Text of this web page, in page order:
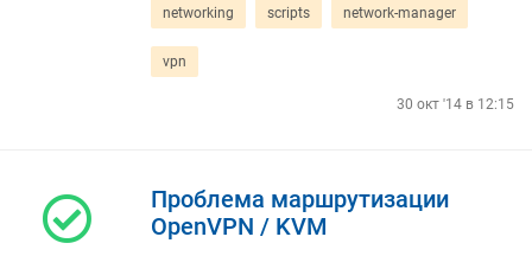
networking scripts network-manager
vpn
30 окт '14 в 12:15
Проблема маршрутизации
OpenVPN / KVM